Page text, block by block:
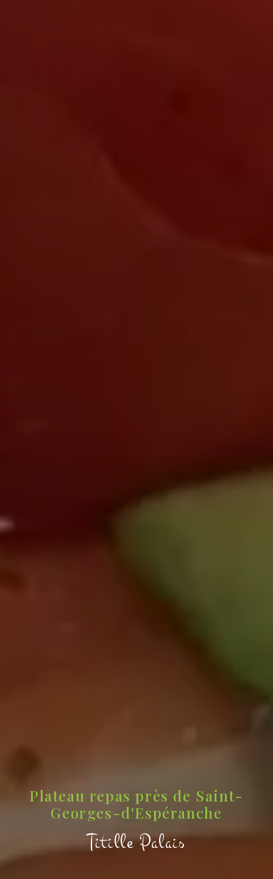
Plateau repas près de Saint-
Georges-d'Espéranche
Titille Palais